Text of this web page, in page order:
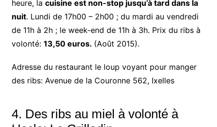
heure, la cuisine est non-stop jusqu’à tard dans la
nuit. Lundi de 17h00 – 2h00 ; du mardi au vendredi
de 11h à 2h ; le week-end de 11h à 3h. Prix du ribs à
volonté: 13,50 euros. (Août 2015).
Adresse du restaurant le loup voyant pour manger
des ribs: Avenue de la Couronne 562, Ixelles
4. Des ribs au miel à volonté à